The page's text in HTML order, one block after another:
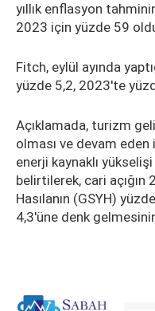
yıllık enflasyon
2023 için yüzde 59
Fitch, eylül ayında
yüzde 5,2, 2023'te
Açıklamada, turizm
olması ve devam
enerji kaynaklı
belirtilerek, cari
Hasılanın (GSYH)
4,3'üne denk